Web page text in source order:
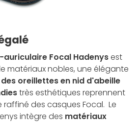
Focal Hadenysest
matériaux nobles, une élégante
oreillettes en nid d'abeille
très esthétiques reprennent
des casques Focal. Le
intègre des matériaux